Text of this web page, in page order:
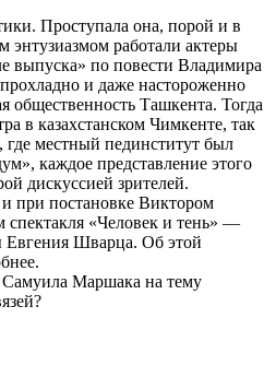
Проступала она, порой и в
энтузиазмом работали актеры
выпуска» по повести Владимира
и даже настороженно
общественность Ташкента. Тогда
в казахстанском Чимкенте, так
где местный пединститут был
каждое представление этого
дискуссией зрителей.
при постановке Виктором
«Человек и тень» —
Евгения Шварца. Об этой
Маршака на тему